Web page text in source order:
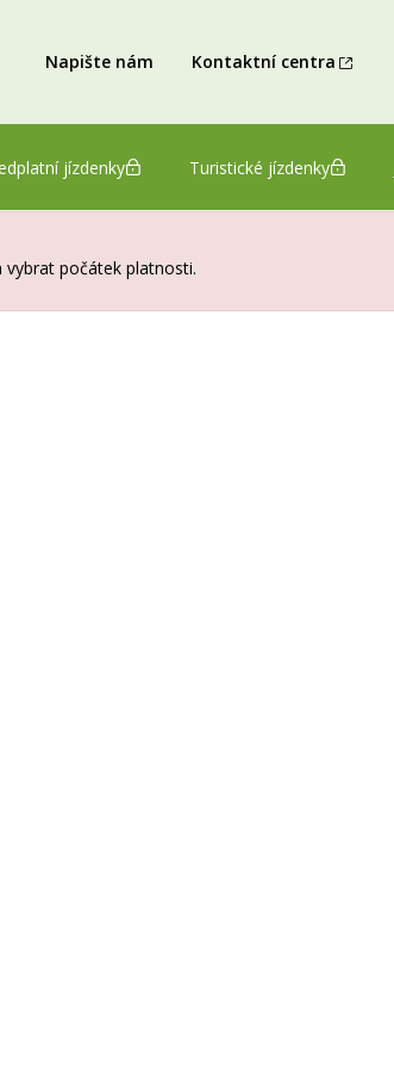
Napište nám Kontaktní centra
jízdenky Turistické jízdenky
počátek platnosti.